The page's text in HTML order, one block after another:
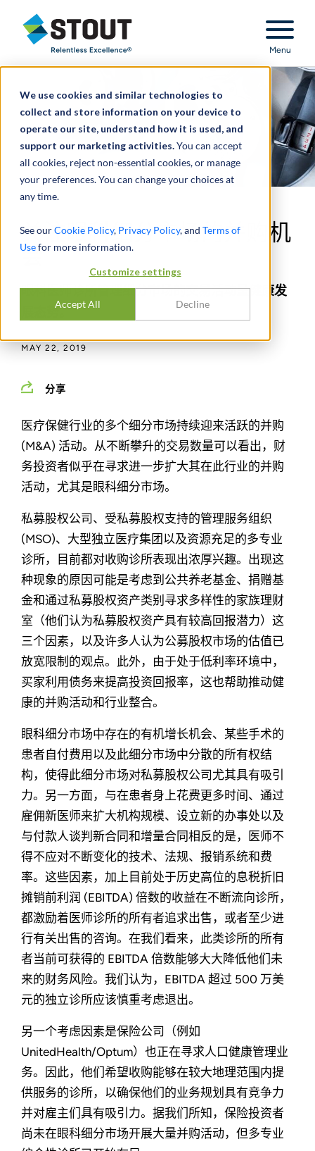
We use cookies and similar technologies to
collect and store information on your device to
operate our site, understand how it is used, and
support our marketing activities.You can accept
all cookies, reject non-essential cookies, or manage
your preferences. You can change your choices at
any time.
See ourCookie Policy, Privacy Policy, and Terms of
Usefor more information.
Customize settings
Accept All Decline
Stout Relentless Excellence
Menu
关注眼科细分市场的并购机
会
眼科医师诊所管理细分市场的交易活动呈健康发
展态势。
MAY 22, 2019
分享
医疗保健行业的多个细分市场持续迎来活跃的并购
(M&A) 活动。从不断攀升的交易数量可以看出，财
务投资者似乎在寻求进一步扩大其在此行业的并购
活动，尤其是眼科细分市场。
私募股权公司、受私募股权支持的管理服务组织
(MSO)、大型独立医疗集团以及资源充足的多专业
诊所，目前都对收购诊所表现出浓厚兴趣。出现这
种现象的原因可能是考虑到公共养老基金、捐赠基
金和通过私募股权资产类别寻求多样性的家族理财
室（他们认为私募股权资产具有较高回报潜力）这
三个因素，以及许多人认为公募股权市场的估值已
放宽限制的观点。此外，由于处于低利率环境中，
买家利用债务来提高投资回报率，这也帮助推动健
康的并购活动和行业整合。
眼科细分市场中存在的有机增长机会、某些手术的
患者自付费用以及此细分市场中分散的所有权结
构，使得此细分市场对私募股权公司尤其具有吸引
力。另一方面，与在患者身上花费更多时间、通过
雇佣新医师来扩大机构规模、设立新的办事处以及
与付款人谈判新合同和增量合同相反的是，医师不
得不应对不断变化的技术、法规、报销系统和费
率。这些因素，加上目前处于历史高位的息税折旧
摊销前利润 (EBITDA) 倍数的收益在不断流向诊所，
都激励着医师诊所的所有者追求出售，或者至少进
行有关出售的咨询。在我们看来，此类诊所的所有
者当前可获得的 EBITDA 倍数能够大大降低他们未
来的财务风险。我们认为，EBITDA 超过 500 万美
元的独立诊所应该慎重考虑退出。
另一个考虑因素是保险公司（例如
UnitedHealth/Optum）也正在寻求人口健康管理业
务。因此，他们希望收购能够在较大地理范围内提
供服务的诊所，以确保他们的业务规划具有竞争力
并对雇主们具有吸引力。据我们所知，保险投资者
尚未在眼科细分市场开展大量并购活动，但多专业